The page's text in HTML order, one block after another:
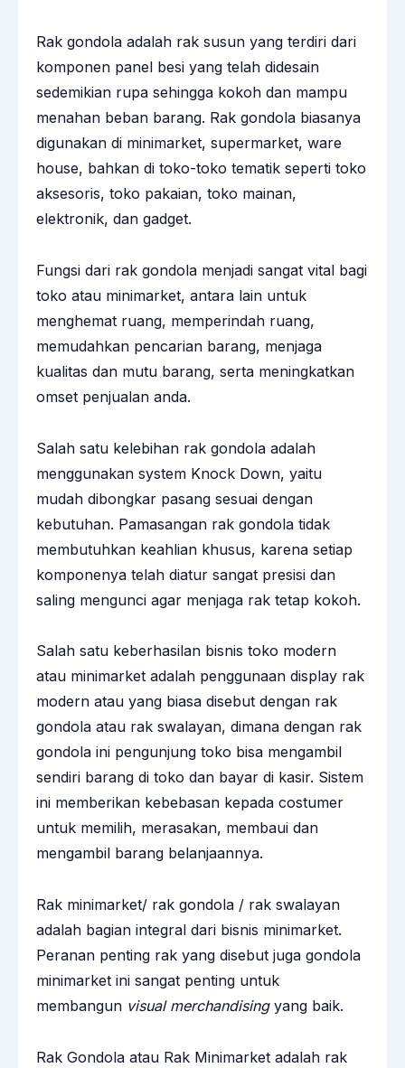
Rak gondola adalah rak susun yang terdiri dari
komponen panel besi yang telah didesain
sedemikian rupa sehingga kokoh dan mampu
menahan beban barang. Rak gondola biasanya
digunakan di minimarket, supermarket, ware
house, bahkan di toko-toko tematik seperti toko
aksesoris, toko pakaian, toko mainan,
elektronik, dan gadget.
Fungsi dari rak gondola menjadi sangat vital bagi
toko atau minimarket, antara lain untuk
menghemat ruang, memperindah ruang,
memudahkan pencarian barang, menjaga
kualitas dan mutu barang, serta meningkatkan
omset penjualan anda.
Salah satu kelebihan rak gondola adalah
menggunakan system Knock Down, yaitu
mudah dibongkar pasang sesuai dengan
kebutuhan. Pamasangan rak gondola tidak
membutuhkan keahlian khusus, karena setiap
komponenya telah diatur sangat presisi dan
saling mengunci agar menjaga rak tetap kokoh.
Salah satu keberhasilan bisnis toko modern
atau minimarket adalah penggunaan display rak
modern atau yang biasa disebut dengan rak
gondola atau rak swalayan, dimana dengan rak
gondola ini pengunjung toko bisa mengambil
sendiri barang di toko dan bayar di kasir. Sistem
ini memberikan kebebasan kepada costumer
untuk memilih, merasakan, membaui dan
mengambil barang belanjaannya.
Rak minimarket/ rak gondola / rak swalayan
adalah bagian integral dari bisnis minimarket.
Peranan penting rak yang disebut juga gondola
minimarket ini sangat penting untuk
membangun visual merchandisingyang baik.
Rak Gondola atau Rak Minimarket adalah rak